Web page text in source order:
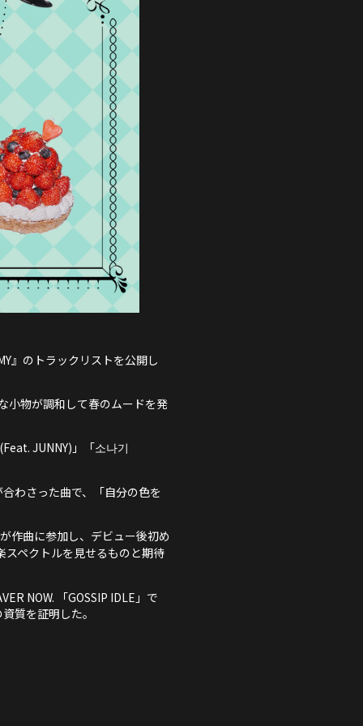
』のトラックリストを公開し
小物が調和して春のムードを発
JUNNY)」「소나기
わさった曲で、「自分の色を
作曲に参加し、デビュー後初め
ペクトルを見せるものと期待
NOW. 「GOSSIP IDLE」で
質を証明した。
PROFILE
SCHEDULE
DISCOGRAPHY
NEVERLAND JAPAN